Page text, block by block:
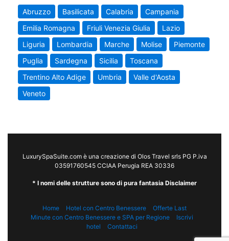
Abruzzo Basilicata Calabria
Campania
Emilia Romagna
Friuli Venezia Giulia
Lazio
Liguria
Lombardia Marche Molise
Piemonte
Puglia
Sardegna Sicilia
Toscana
Trentino Alto Adige
Umbria
Valle d'Aosta
Veneto
LuxurySpaSuite.com è una creazione di Olos Travel srls PG P.iva
03591760545 CCIAA Perugia REA 30336
* I nomi delle strutture sono di pura fantasia Disclaimer
Home Hotel con Centro Benessere
Offerte Last
Minute con Centro Benessere e SPA per Regione
Iscrivi
hotel
Contattaci